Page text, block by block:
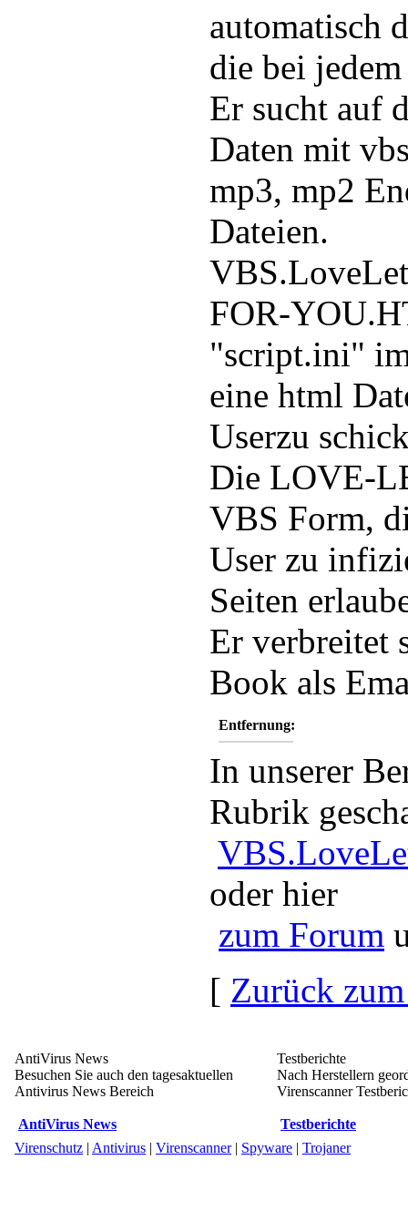
automatisch
die bei
Er sucht auf
Daten mit
mp3, mp2
Dateien.
FOR-
"script.ini"
eine html
Userzu
Die LOVE-
VBS Form,
User zu
Seiten
Er verbreitet
Book als
Entfernung:
In unserer
Rubrik
oder hier
zum Forum
[ Zurück
AntiVirus News
Besuchen Sie auch den tagesaktuellen
Antivirus News Bereich
AntiVirus News
Testberichte
Nach Herstellern
Virenscanner
Testberichte
Virenschutz | Antivirus | Virenscanner| Spyware | Trojaner